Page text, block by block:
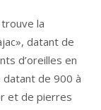
la
datant de
d’oreilles en
de 900 à
et de pierres